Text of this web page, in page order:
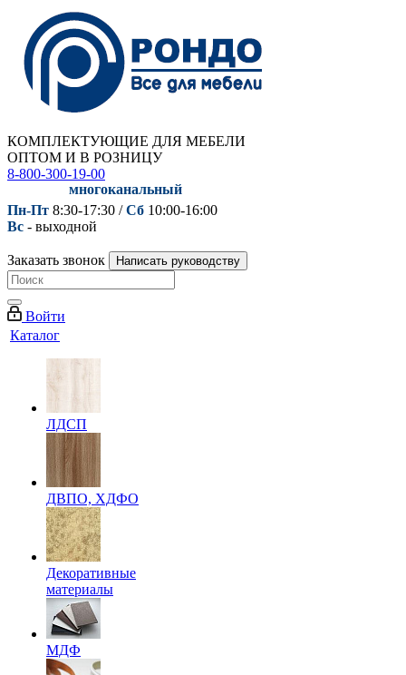
КОМПЛЕКТУЮЩИЕ ДЛЯ МЕБЕЛИ
ОПТОМ И В РОЗНИЦУ
8-800-300-19-00
многоканальный
Пн-Пт 8:30-17:30 /Сб 10:00-16:00
Вс - выходной
Заказать звонок Написать руководству
Войти
Каталог
ЛДСП
ДВПО, ХДФО
Декоративные
материалы
МДФ